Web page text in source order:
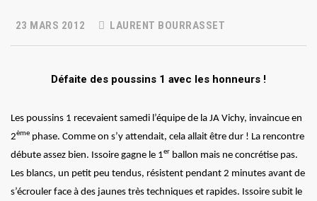
23 MARS 2012 LAURENT BOURRASSET
Défaite des poussins 1 avec les honneurs !
Les poussins 1 recevaient samedi l’équipe de la JA Vichy, invaincue en
2ème phase. Comme on s’y attendait, cela allait être dur ! La rencontre
débute assez bien. Issoire gagne le 1er ballon mais ne concrétise pas.
Les blancs, un petit peu tendus, résistent pendant 2 minutes avant de
s’écrouler face à des jaunes très techniques et rapides. Issoire subit le